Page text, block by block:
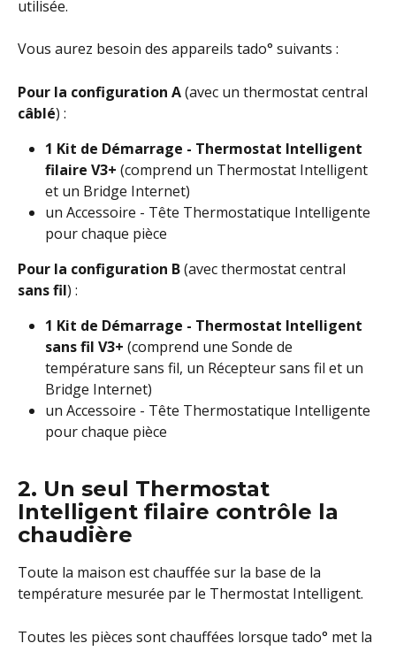
utilisée.
Vous aurez besoin des appareils tado° suivants :
Pour la configuration A (avec un thermostat central
câblé) :
1 Kit de Démarrage - Thermostat Intelligent
filaire V3+ (comprend un Thermostat Intelligent
et un Bridge Internet)
un Accessoire - Tête Thermostatique Intelligente
pour chaque pièce
Pour la configuration B (avec thermostat central
sans fil) :
1 Kit de Démarrage - Thermostat Intelligent
sans fil V3+ (comprend une Sonde de
température sans fil, un Récepteur sans fil et un
Bridge Internet)
un Accessoire - Tête Thermostatique Intelligente
pour chaque pièce
2. Un seul Thermostat
Intelligent filaire contrôle la
chaudière
Toute la maison est chauffée sur la base de la
température mesurée par le Thermostat Intelligent.
Toutes les pièces sont chauffées lorsque tado° met la